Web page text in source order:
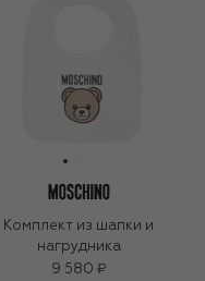
Комплект из шапки и
нагрудника
9 580 ₽